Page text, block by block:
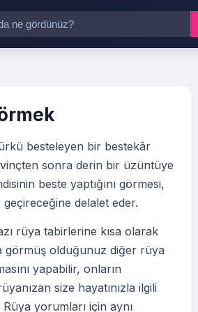
besteleyen bir bestekâr
sonra derin bir üzüntüye
beste yaptığını görmesi,
delalet eder.
rüya tabirlerine kısa olarak
görmüş olduğunuz diğer rüya
yapabilir, onların
size hayatınızla ilgili
yorumları için aynı